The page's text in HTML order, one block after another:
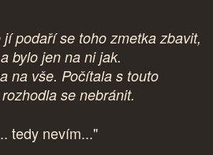
podaří se toho zmetka zbavit,
bylo jen na ni jak.
na vše. Počítala s touto
se nebránit.
tedy nevím..."